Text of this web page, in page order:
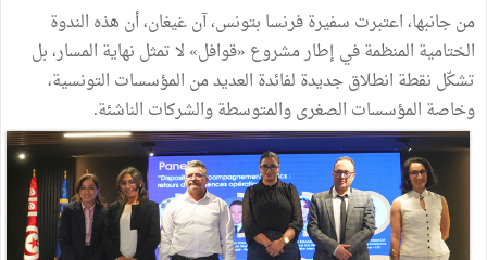
من جانبها، اعتبرت سفيرة فرنسا بتونس، آن غيغان، أن هذه الندوة
الختامية المنظمة في إطار مشروع «قوافل» لا تمثل نهاية المسار، بل
تشكّل نقطة انطلاق جديدة لفائدة العديد من المؤسسات التونسية،
وخاصة المؤسسات الصغرى والمتوسطة والشركات الناشئة.